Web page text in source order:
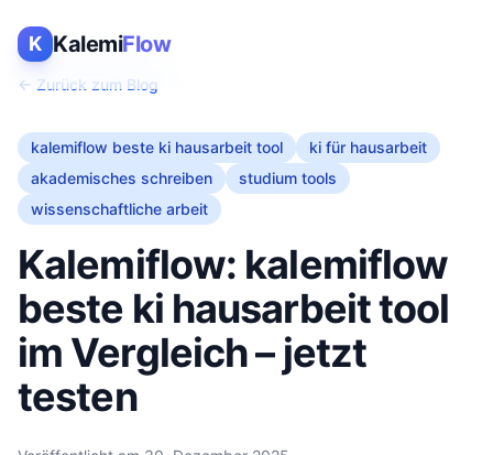
K KalemiFlow
← Zurück zum Blog
kalemiflow beste ki hausarbeit tool
ki für hausarbeit
akademisches schreiben
studium tools
wissenschaftliche arbeit
Kalemiflow: kalemiflow
beste ki hausarbeit tool
im Vergleich – jetzt
testen